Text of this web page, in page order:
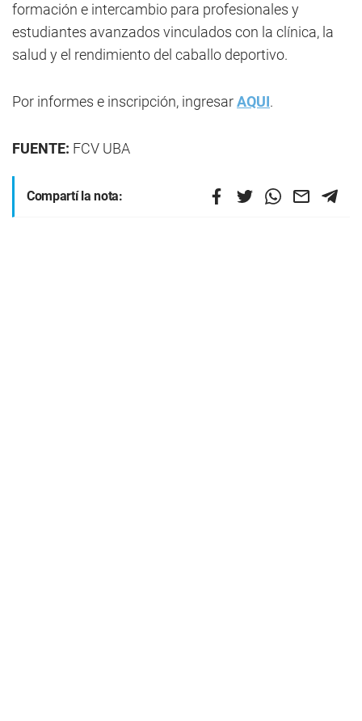
formación e intercambio para profesionales y
estudiantes avanzados vinculados con la clínica, la
salud y el rendimiento del caballo deportivo.
Por informes e inscripción, ingresarAQUI.
FUENTE: FCV UBA
Compartí la nota: